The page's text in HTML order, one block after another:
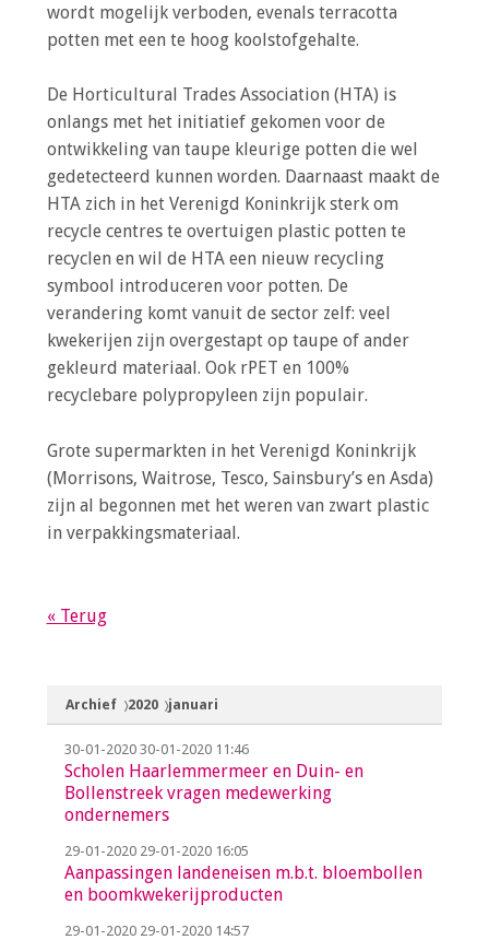
wordt mogelijk verboden, evenals terracotta
potten met een te hoog koolstofgehalte.
De Horticultural Trades Association (HTA) is
onlangs met het initiatief gekomen voor de
ontwikkeling van taupe kleurige potten die wel
gedetecteerd kunnen worden. Daarnaast maakt de
HTA zich in het Verenigd Koninkrijk sterk om
recycle centres te overtuigen plastic potten te
recyclen en wil de HTA een nieuw recycling
symbool introduceren voor potten. De
verandering komt vanuit de sector zelf: veel
kwekerijen zijn overgestapt op taupe of ander
gekleurd materiaal. Ook rPET en 100%
recyclebare polypropyleen zijn populair.
Grote supermarkten in het Verenigd Koninkrijk
(Morrisons, Waitrose, Tesco, Sainsbury’s en Asda)
zijn al begonnen met het weren van zwart plastic
in verpakkingsmateriaal.
« Terug
Archief 2020 januari
30-01-202030-01-2020 11:46
Scholen Haarlemmermeer en Duin- en
Bollenstreek vragen medewerking
ondernemers
29-01-202029-01-2020 16:05
Aanpassingen landeneisen m.b.t. bloembollen
en boomkwekerijproducten
29-01-202029-01-2020 14:57